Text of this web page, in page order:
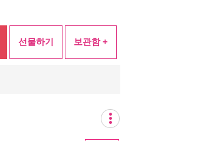
선물하기 보관함 +